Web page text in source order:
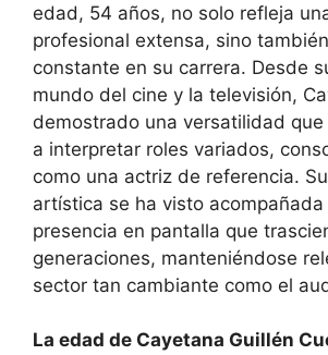
edad, 54 años, no solo refleja
profesional extensa, sino
constante en su carrera. Desde
mundo del cine y la televisión,
demostrado una versatilidad
a interpretar roles variados,
como una actriz de referencia.
artística se ha visto acompañada
presencia en pantalla que
generaciones, manteniéndose
sector tan cambiante como el
La edad de Cayetana Guillén